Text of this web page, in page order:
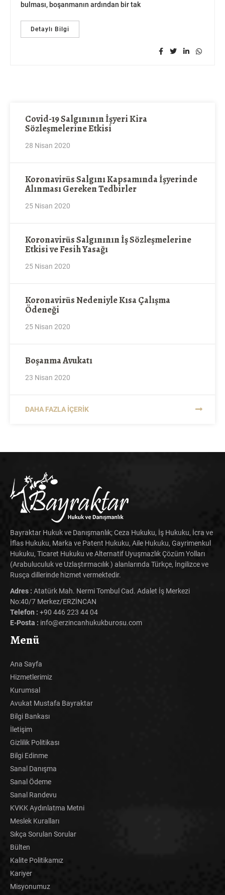
bulması, boşanmanın ardından bir tak
Detaylı Bilgi
Covid-19 Salgınının İşyeri Kira
Sözleşmelerine Etkisi
28 Nisan 2020
Koronavirüs Salgını Kapsamında İşyerinde
Alınması Gereken Tedbirler
25 Nisan 2020
Koronavirüs Salgınının İş Sözleşmelerine
Etkisi ve Fesih Yasağı
25 Nisan 2020
Koronavirüs Nedeniyle Kısa Çalışma
Ödeneği
25 Nisan 2020
Boşanma Avukatı
23 Nisan 2020
DAHA FAZLA İÇERIK
Bayraktar Hukuk ve Danışmanlık; Ceza Hukuku, İş Hukuku, İcra ve
İflas Hukuku, Marka ve Patent Hukuku, Aile Hukuku, Gayrimenkul
Hukuku, Ticaret Hukuku ve Alternatif Uyuşmazlık Çözüm Yolları
(Arabuluculuk ve Uzlaştırmacılık ) alanlarında Türkçe, İngilizce ve
Rusça dillerinde hizmet vermektedir.
Adres : Atatürk Mah. Nermi Tombul Cad. Adalet İş Merkezi
No:40/7 Merkez/ERZİNCAN
Telefon : +90 446 223 44 04
E-Posta : info@erzincanhukukburosu.com
Menü
Ana Sayfa
Hizmetlerimiz
Kurumsal
Avukat Mustafa Bayraktar
Bilgi Bankası
İletişim
Gizlilik Politikası
Bilgi Edinme
Sanal Danışma
Sanal Ödeme
Sanal Randevu
KVKK Aydınlatma Metni
Meslek Kuralları
Sıkça Sorulan Sorular
Bülten
Kalite Politikamız
Kariyer
Misyonumuz